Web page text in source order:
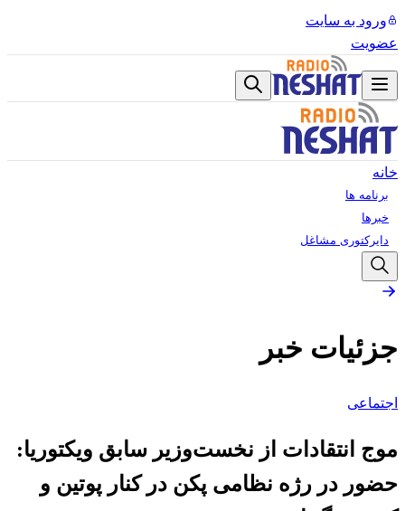
ورود به سایت
عضویت
خانه
برنامه ها
خبرها
دایرکتوری مشاغل
جزئیات خبر
اجتماعی
موج انتقادات از نخست‌وزیر سابق ویکتوریا:
حضور در رژه نظامی پکن در کنار پوتین و